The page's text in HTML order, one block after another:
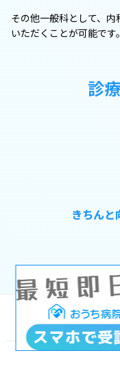
その他一般科として、
いただくことが可能です。
診
きちんと